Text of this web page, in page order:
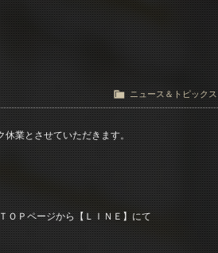
ニュース＆トピックス
休業とさせていただきます。
ＯＰページから【ＬＩＮＥ】にて